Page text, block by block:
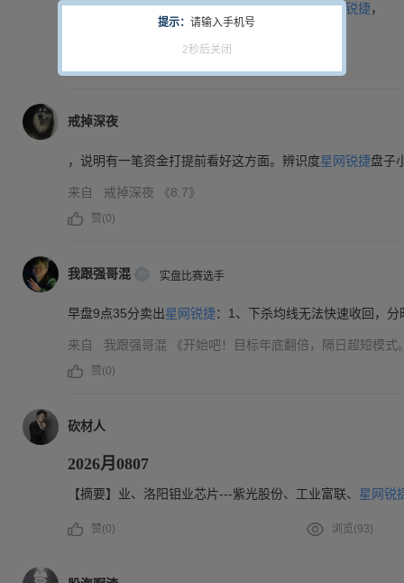
加速见顶。出现那就抛弃哈药，埋伏紫光或者星网锐捷，
戒掉深夜
，说明有一笔资金打提前看好这方面。辨识度星网锐捷盘子
来自 戒掉深夜 《8.7》
赞(0)
我跟强哥混 实盘比赛选手
早盘9点35分卖出星网锐捷：1、下杀均线无法快速收回，分
来自 我跟强哥混 《开始吧！目标年底翻倍，隔日超短模式
赞(0)
砍材人
2026月0807
【摘要】业、洛阳钼业芯片---紫光股份、工业富联、 星网锐
赞(0) 浏览(93)
提示： 请输入手机号
1秒后关闭